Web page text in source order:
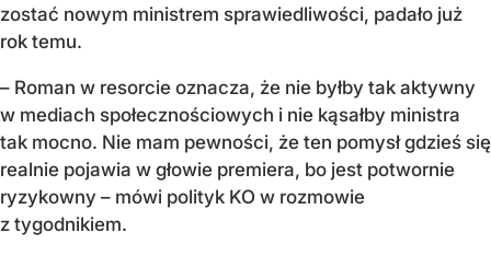
zostać nowym ministrem sprawiedliwości, padało już
rok temu.
– Roman w resorcie oznacza, że nie byłby tak aktywny
w mediach społecznościowych i nie kąsałby ministra
tak mocno. Nie mam pewności, że ten pomysł gdzieś się
realnie pojawia w głowie premiera, bo jest potwornie
ryzykowny – mówi polityk KO w rozmowie
z tygodnikiem.